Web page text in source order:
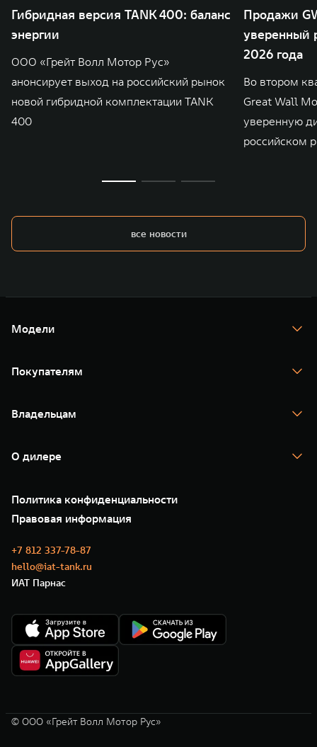
Гибридная версия TANK 400: баланс
энергии
ООО «Грейт Волл Мотор Рус»
анонсирует выход на российский рынок
новой гибридной комплектации TANK
400
Продажи
уверенный
2026 года
Во втором
Great Wall
уверенную
российском
все новости
Модели
TANK 400
TANK 500
Покупателям
Тест-драйв
TANK Финансы
Корпоративным клиентам
Зарядные станции
Владельцам
Помощь на дороге
Новые цифровые сервисы TANK
Сервис
Нулевое ТО
Моторные масла
О дилере
35 лет GWM
GWM ТЕХ ДЕНЬ
Новости
Политика конфиденциальности
Правовая информация
+7 812 337-78-87
hello@iat-tank.ru
ИАТ Парнас
© ООО «Грейт Волл Мотор Рус»